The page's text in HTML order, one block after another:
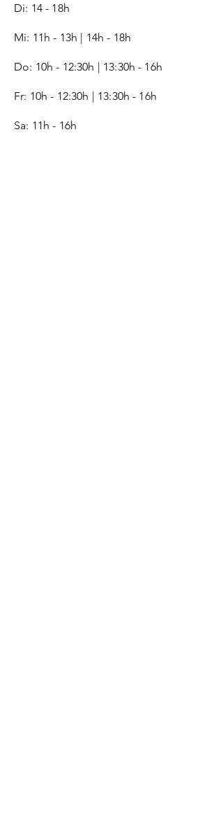
Di: 14 - 18h
Mi: 11h - 13h | 14h - 18h
Do: 10h - 12:30h | 13:30h - 16h
Fr: 10h - 12:30h | 13:30h - 16h
Sa: 11h - 16h